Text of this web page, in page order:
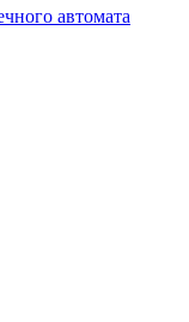
автомата